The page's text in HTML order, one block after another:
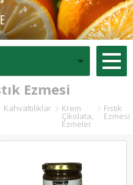
Ezmesi
Kahvaltılıklar Krem
Çikolata,
Ezmeler
Fıstık
Ezmesi